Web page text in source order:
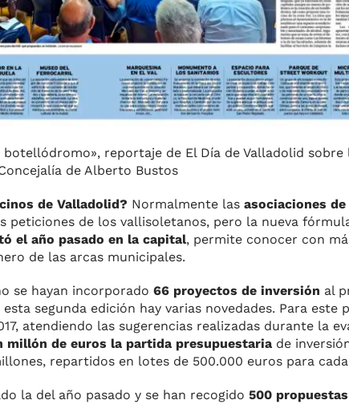
reportaje de El Día de Valladolid sobre
de Alberto Bustos
de Valladolid? Normalmente las asociaciones
de los vallisoletanos, pero la nueva
el año pasado en la capital, permite conocer con
de las arcas municipales.
se hayan incorporado 66 proyectos de inversión al
segunda edición hay varias novedades. Para este
atendiendo las sugerencias realizadas durante la
millón de euros la partida presupuestaria de
repartidos en lotes de 500.000 euros para
la del año pasado y se han recogido 500